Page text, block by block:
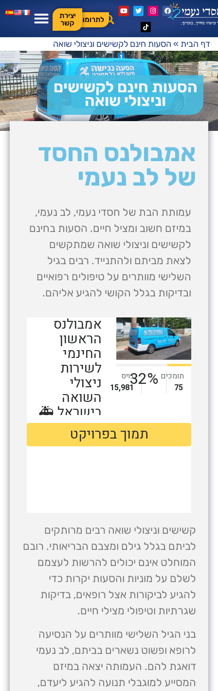
לתרומות
יצירת
קשר
דף הבית » הסעות חינם לקשישים וניצולי שואה
הסעות חינם לקשישים
וניצולי שואה
אמבולנס החסד
של לב נעמי
עמותת הבת של חסדי נעמי, לב נעמי,
במיזם חשוב ומציל חיים. הסעות בחינם
לקשישים וניצולי שואה שמתקשים
לצאת מביתם ולהתנייד. רבים בגיל
השלישי מוותרים על טיפולים רפואיים
ובדיקות בגלל הקושי להגיע אליהם.
קשישים וניצולי שואה רבים מרותקים
לביתם בגלל גילם ומצבם הבריאותי. רובם
המוחלט אינם יכולים להרשות לעצמם
לשלם על מוניות והסעות יקרות כדי
להגיע לביקורות אצל רופאים, בדיקות
שגרתיות וטיפולי מצילי חיים.
בני הגיל השלישי מוותרים על הנסיעה
לרופא ופשוט נשארים בביתם, לב נעמי
דואגת להם. העמותה יצאה במיזם
המסייע למוגבלי תנועה להגיע ליעדם,